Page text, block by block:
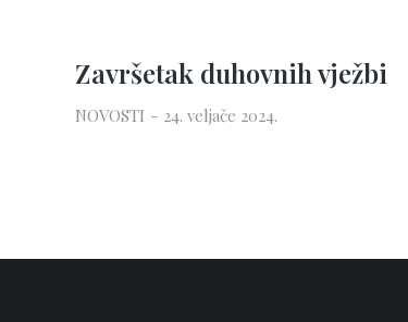
Završetak duhovnih vježbi
NOVOSTI 24. veljače 2024.